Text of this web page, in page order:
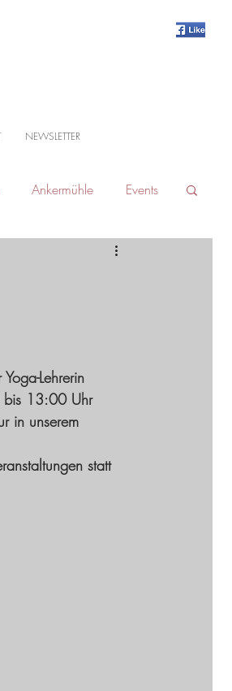
NEWSLETTER
Ankermühle Events
Lehrerin
bis 13:00 Uhr
in unserem
statt